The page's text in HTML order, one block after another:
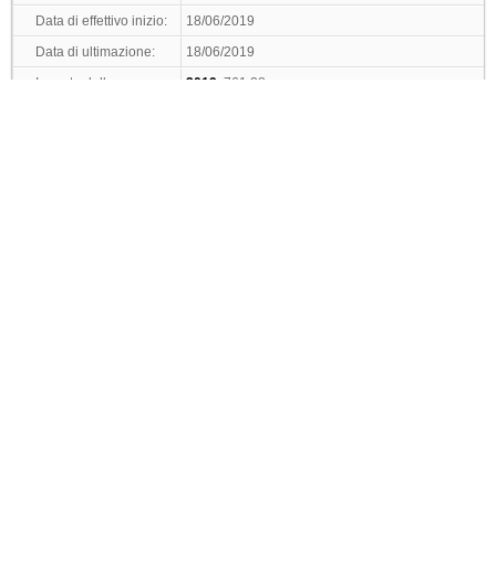
Data di effettivo inizio:
18/06/2019
Data di ultimazione:
18/06/2019
Importo delle somme
2019 : 761.28